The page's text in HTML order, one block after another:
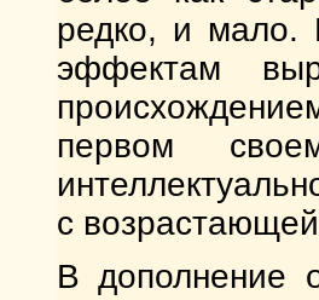
редко, и мало.
эффектам
первом
с
В дополнение